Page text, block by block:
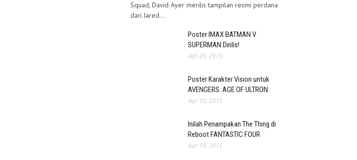
Squad, David Ayer merilis tampilan resmi perdana
dari Jared...
Poster IMAX BATMAN V
SUPERMAN Dirilis!
Apr 20, 2015
Poster Karakter Vision untuk
AVENGERS: AGE OF ULTRON
Apr 10, 2015
Inilah Penampakan The Thing di
Reboot FANTASTIC FOUR
Apr 10, 2015